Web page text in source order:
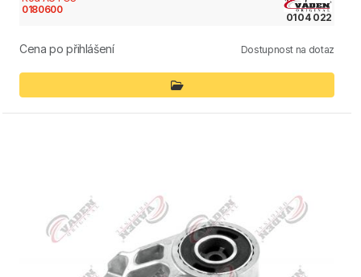
0180600
0104 022
Cena po přihlášení Dostupnost na dotaz